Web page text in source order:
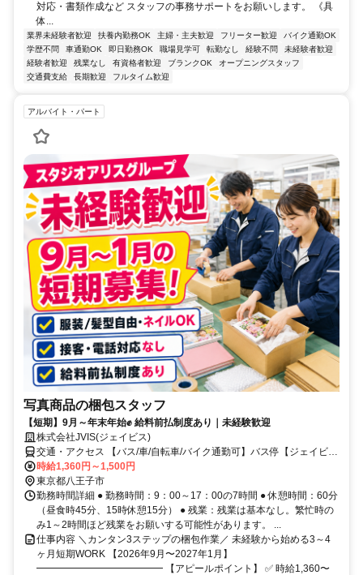
対応・書類作成など スタッフの事務サポートをお願いします。 《具
体...
業界未経験者歓迎 扶養内勤務OK 主婦・主夫歓迎 フリーター歓迎
バイク通勤OK
学歴不問
車通勤OK 即日勤務OK 職場見学可 転勤なし 経験不問
未経験者歓迎
経験者歓迎
残業なし 有資格者歓迎 ブランクOK
オープニングスタッフ
交通費支給
長期歓迎 フルタイム歓迎
アルバイト・パート
写真商品の梱包スタッフ
【短期】9月～年末年始✊ 給料前払制度あり｜未経験歓迎
株式会社JVIS(ジェイビス)
交通・アクセス 【バス/車/自転車/バイク通勤可】バス停【ジェイビス
(JVIS)前】目の前、【薬師前・ジェイビス(JVIS)入口】より徒歩5分
時給1,360円～1,500円
東京都八王子市
勤務時間詳細 ● 勤務時間：9：00～17：00の7時間 ● 休憩時間：60分
（昼食時45分、15時休憩15分） ● 残業：残業は基本なし。繁忙時の
み1～2時間ほど残業をお願いする可能性があります。 ...
仕事内容 ＼カンタン3ステップの梱包作業／ 未経験から始める3～4
ヶ月短期WORK 【2026年9月〜2027年1月】
━━━━━━━━━━━━━ 【アピールポイント】 ✅ 時給1,360〜